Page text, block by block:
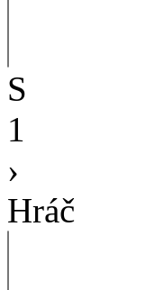
S
1
›
Hráč